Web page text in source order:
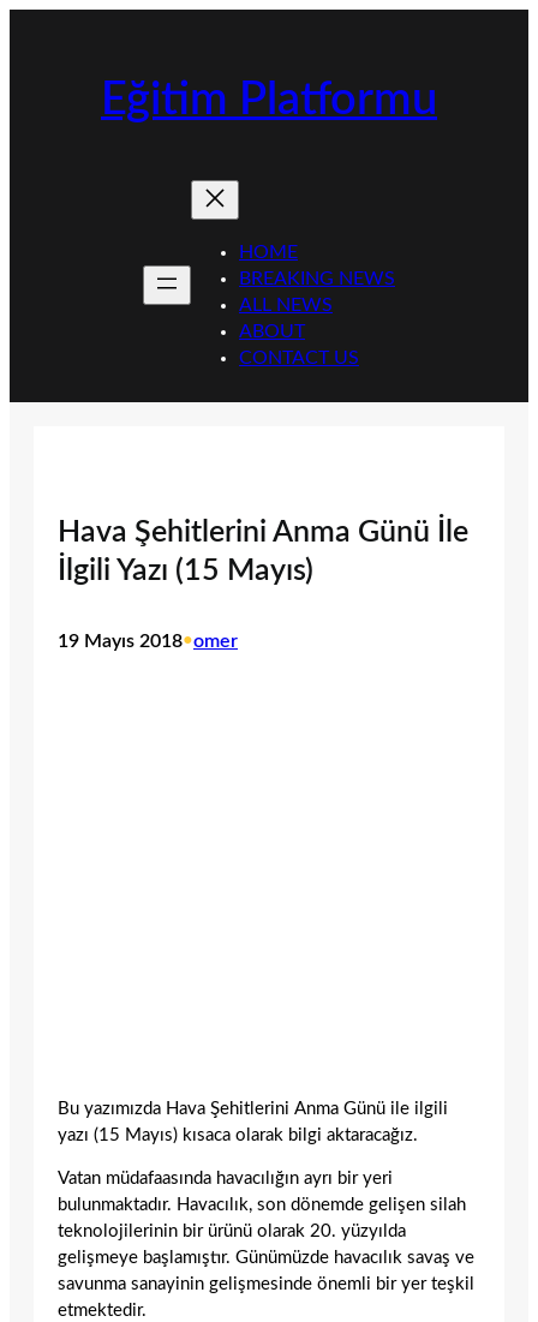
Eğitim Platformu
HOME
BREAKING NEWS
ALL NEWS
ABOUT
CONTACT US
Hava Şehitlerini Anma Günü İle
İlgili Yazı (15 Mayıs)
19 Mayıs 2018•omer
Bu yazımızda Hava Şehitlerini Anma Günü ile ilgili
yazı (15 Mayıs) kısaca olarak bilgi aktaracağız.
Vatan müdafaasında havacılığın ayrı bir yeri
bulunmaktadır. Havacılık, son dönemde gelişen silah
teknolojilerinin bir ürünü olarak 20. yüzyılda
gelişmeye başlamıştır. Günümüzde havacılık savaş ve
savunma sanayinin gelişmesinde önemli bir yer teşkil
etmektedir.